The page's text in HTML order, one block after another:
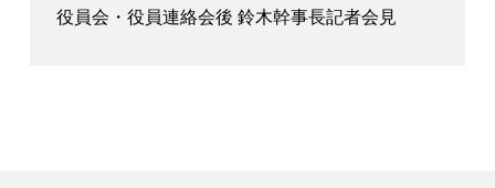
役員会・役員連絡会後 鈴木幹事長記者会見